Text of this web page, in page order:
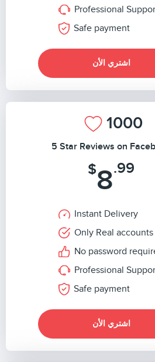
Professional
Safe payment
اشتري الأن
1000
5 Star Reviews on
$8.99
Instant Delivery
Only Real accounts
No password
Professional
Safe payment
اشتري الأن